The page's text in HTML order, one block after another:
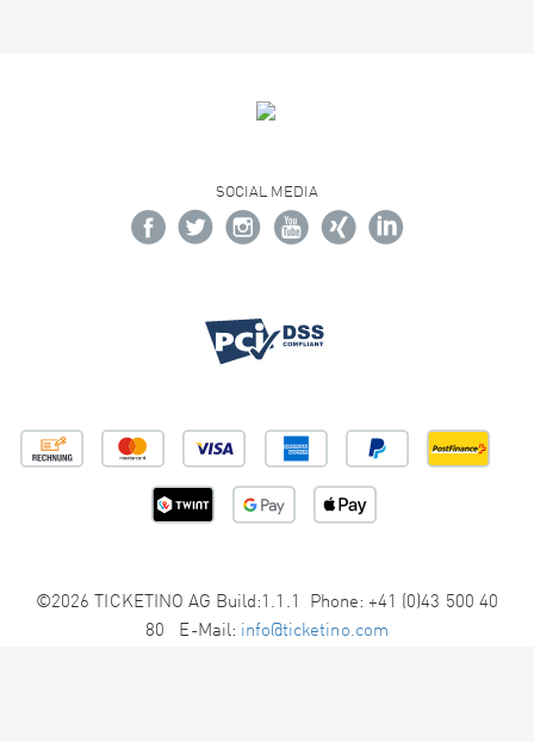
SOCIAL MEDIA
©2026 TICKETINO AG Build:1.1.1 Phone: +41 (0)43 500 40
80 E-Mail: info@ticketino.com